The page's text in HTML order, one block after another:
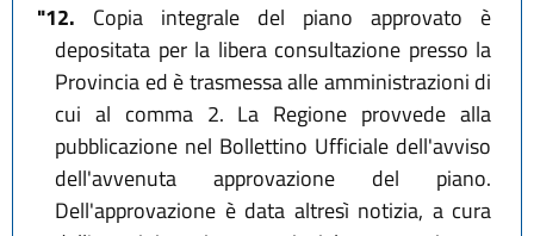
"12. Copia integrale del piano approvato è
depositata per la libera consultazione presso la
Provincia ed è trasmessa alle amministrazioni di
cui al comma 2. La Regione provvede alla
pubblicazione nel Bollettino Ufficiale dell'avviso
dell'avvenuta approvazione del piano.
Dell'approvazione è data altresì notizia, a cura